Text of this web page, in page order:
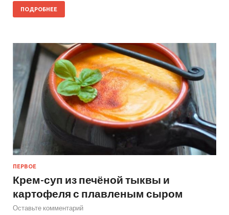
ПОДРОБНЕЕ
ПЕРВОЕ
Крем-суп из печёной тыквы и
картофеля с плавленым сыром
Оставьте комментарий